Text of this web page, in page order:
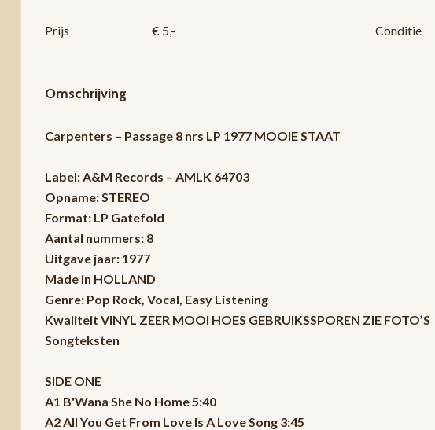
Prijs € 5,- Conditie
Omschrijving
Carpenters – Passage 8 nrs LP 1977 MOOIE STAAT
Label: A&M Records – AMLK 64703
Opname: STEREO
Format: LP Gatefold
Aantal nummers: 8
Uitgave jaar: 1977
Made in HOLLAND
Genre: Pop Rock, Vocal, Easy Listening
Kwaliteit VINYL ZEER MOOI HOES GEBRUIKSSPOREN ZIE FOTO’S
Songteksten
SIDE ONE
A1 B'Wana She No Home 5:40
A2 All You Get From Love Is A Love Song 3:45